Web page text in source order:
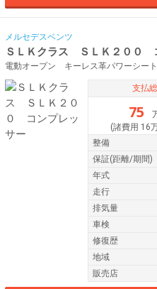
メルセデスベンツ
ＳＬＫクラス ＳＬＫ２００
支払
75
(諸費用 16
整備
保証(距離/期間)
年式
走行
排気量
車検
修復歴
地域
販売店